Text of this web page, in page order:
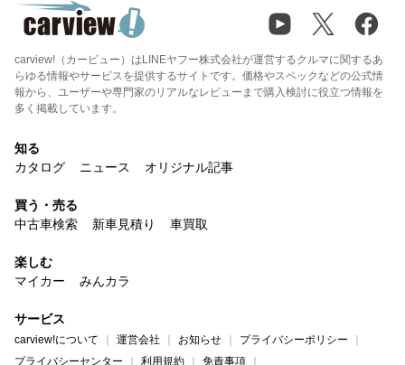
carview!（カービュー）はLINEヤフー株式会社が運営するクルマに関するあ
らゆる情報やサービスを提供するサイトです。価格やスペックなどの公式情
報から、ユーザーや専門家のリアルなレビューまで購入検討に役立つ情報を
多く掲載しています。
知る
カタログ
ニュース オリジナル記事
買う・売る
中古車検索
新車見積り 車買取
楽しむ
マイカー
みんカラ
サービス
carview!について 運営会社 お知らせ
プライバシーポリシー
プライバシーセンター
利用規約 免責事項